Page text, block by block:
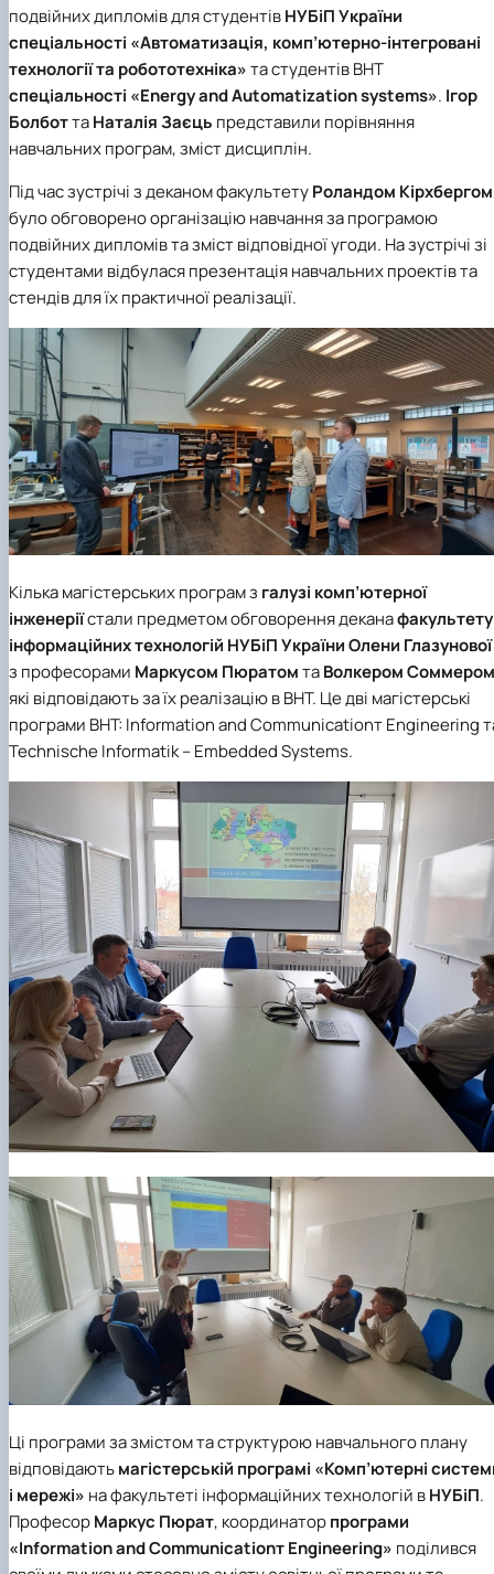
подвійних дипломів для студентівНУБіП України
спеціальності «Автоматизація, комп’ютерно-інтегровані
технології та робототехніка»та студентів BHT
спеціальності «Energy and Automatization systems». Ігор
БолботтаНаталія Заєць представили порівняння
навчальних програм, зміст дисциплін.
Під час зустрічі з деканом факультетуРоландом Кірхбергом
було обговорено організацію навчання за програмою
подвійних дипломів та зміст відповідної угоди. На зустрічі зі
студентами відбулася презентація навчальних проектів та
стендів для їх практичної реалізації.
Кілька магістерських програм з галузі комп’ютерної
інженеріїстали предметом обговореннядеканафакультету
інформаційних технологій НУБіП УкраїниОлени Глазунової
з професорами Маркусом ПюратомтаВолкером Соммером
які відповідають за їх реалізацію в ВНТ. Це дві магістерські
програми ВНТ: Information and Communicationт Engineering
Technische Informatik – Embedded Systems.
Ці програми за змістом та структурою навчального плану
відповідаютьмагістерській програмі «Комп’ютерні
і мережі» на факультеті інформаційних технологій вНУБіП.
ПрофесорМаркус Пюрат, координаторпрограми
«Information and Communicationт Engineering» поділився